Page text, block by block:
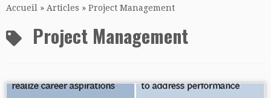
auAccueil » Articles » Project Management
Project Management